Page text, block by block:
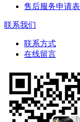
售后服务申请表
联系我们
联系方式
在线留言